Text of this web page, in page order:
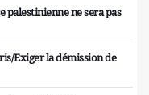
palestinienne ne sera pas
Exiger la démission de